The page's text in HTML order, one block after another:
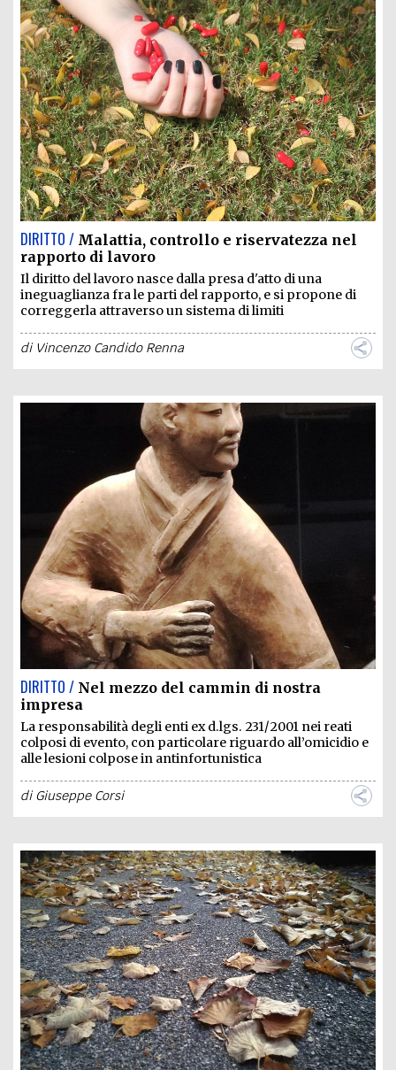
DIRITTO / Malattia, controllo e riservatezza nel
rapporto di lavoro
Il diritto del lavoro nasce dalla presa d'atto di una
ineguaglianza fra le parti del rapporto, e si propone di
correggerla attraverso un sistema di limiti
di Vincenzo Candido Renna
DIRITTO / Nel mezzo del cammin di nostra
impresa
La responsabilità degli enti ex d.lgs. 231/2001 nei reati
colposi di evento, con particolare riguardo all’omicidio e
alle lesioni colpose in antinfortunistica
diGiuseppe Corsi